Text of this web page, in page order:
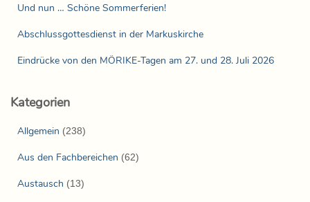
Und nun … Schöne Sommerferien!
Abschlussgottesdienst in der Markuskirche
Eindrücke von den MÖRIKE-Tagen am 27. und 28. Juli 2026
Kategorien
Allgemein (238)
Aus den Fachbereichen (62)
Austausch (13)